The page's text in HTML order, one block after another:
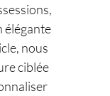
élégante
nous
ciblée